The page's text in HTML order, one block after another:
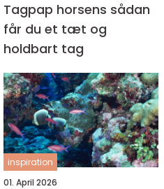
Tagpap horsens sådan
får du et tæt og
holdbart tag
inspiration
01. April 2026